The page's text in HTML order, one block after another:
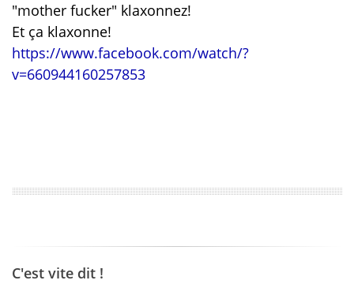
"mother fucker" klaxonnez!
Et ça klaxonne!
https://www.facebook.com/watch/?
v=660944160257853
C'est vite dit !